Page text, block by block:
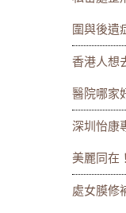
圍與後遺
香港人想
醫院哪家
深圳怡康
美麗同在！
處女膜修